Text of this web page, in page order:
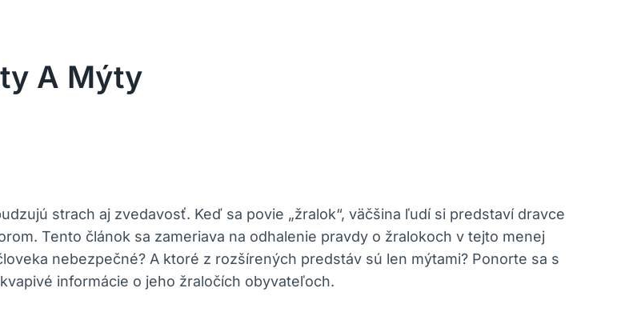
A Mýty
strach aj zvedavosť. Keď sa povie „žralok“, väčšina ľudí si predstaví dravce
Tento článok sa zameriava na odhalenie pravdy o žralokoch v tejto menej
nebezpečné? A ktoré z rozšírených predstáv sú len mýtami? Ponorte sa s
informácie o jeho žraločích obyvateľoch.